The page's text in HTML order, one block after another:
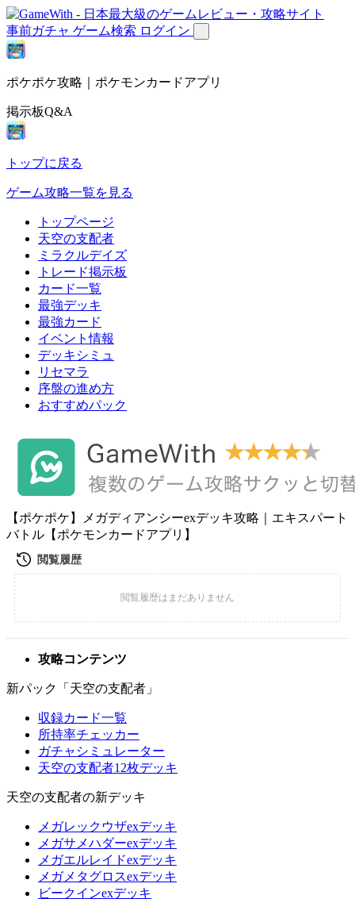
事前ガチャ ゲーム検索 ログイン
ポケポケ攻略｜ポケモンカードアプリ
掲示板Q&A
トップに戻る
ゲーム攻略一覧を見る
トップページ
天空の支配者
ミラクルデイズ
トレード掲示板
カード一覧
最強デッキ
最強カード
イベント情報
デッキシミュ
リセマラ
序盤の進め方
おすすめパック
【ポケポケ】メガディアンシーexデッキ攻略｜エキスパート
バトル【ポケモンカードアプリ】
攻略コンテンツ
新パック「天空の支配者」
収録カード一覧
所持率チェッカー
ガチャシミュレーター
天空の支配者12枚デッキ
天空の支配者の新デッキ
メガレックウザexデッキ
メガサメハダーexデッキ
メガエルレイドexデッキ
メガメタグロスexデッキ
ビークインexデッキ